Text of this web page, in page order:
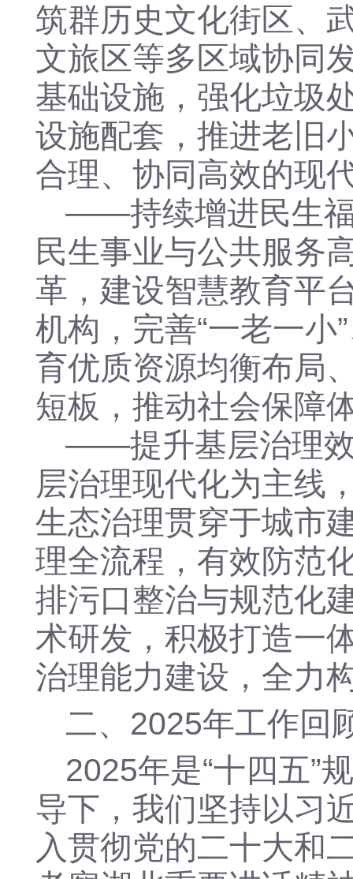
筑群历史文化街区、
文旅区等多区域协同
基础设施，强化垃圾
设施配套，推进老旧
合理、协同高效的现
——持续增进民生
民生事业与公共服务
革， 建设智慧教育平
机构，完善“一老一小
育优质资源均衡布局
短板 ，推动社会保障
——提升基层治理
层治理现代化为主线
生态治理贯穿于城市
理全流程 ， 有效防范
排污口整治与规范化
术研发 ，积极打造一
治理能力建设 ，全力
二、 2025年工作回
2025年是“十四五”
导下，我们坚持以习
入贯彻党的二十大和